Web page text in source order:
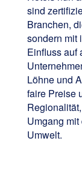
sind
Branchen,
sondern mit
Einfluss auf
Löhne und
faire Preise
Umgang
Umwelt.